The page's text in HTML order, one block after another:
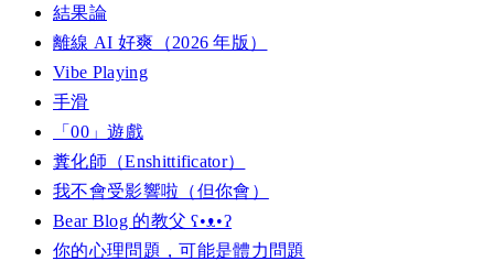
結果論
離線 AI 好爽（2026 年版）
Vibe Playing
手滑
「00」遊戲
糞化師（Enshittificator）
我不會受影響啦（但你會）
Bear Blog 的教父 ʕ•ᴥ•ʔ
你的心理問題，可能是體力問題